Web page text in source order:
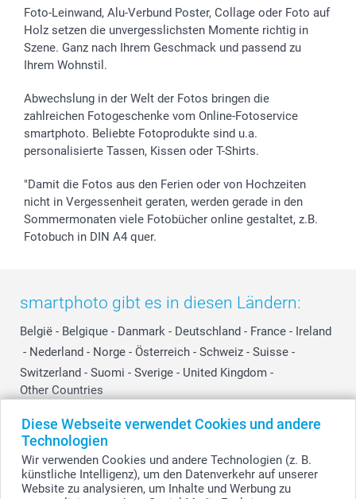
Diese Webseite verwendet Cookies und andere
Technologien
Wir verwenden Cookies und andere Technologien (z. B.
künstliche Intelligenz), um den Datenverkehr auf unserer
Website zu analysieren, um Inhalte und Werbung zu
Sticker & Etiketten
Geschenk-Gutscheine (PDF)
Presse
Partnerprogramme
Investor Relations
B2B smartbusiness
Widerrufsrecht
Kommunion & Konfirmation
Hochzeit
Geburtstag
Geburt
Zu allen Anlässen
Lieferfristen
72h Lieferung
Zahlungsmöglichkeiten
Sitemap
Status der Bestellung
smartfriends
smartgarantie
smartbonus
Foto-Leinwand, Alu-Verbund Poster, Collage oder Foto auf
Holz setzen die unvergesslichsten Momente richtig in
Szene. Ganz nach Ihrem Geschmack und passend zu
Ihrem Wohnstil.
Abwechslung in der Welt der Fotos bringen die
zahlreichen Fotogeschenke vom Online-Fotoservice
smartphoto. Beliebte Fotoprodukte sind u.a.
personalisierte Tassen, Kissen oder T-Shirts.
"Damit die Fotos aus den Ferien oder von Hochzeiten
nicht in Vergessenheit geraten, werden gerade in den
Sommermonaten viele Fotobücher online gestaltet, z.B.
Fotobuch in DIN A4 quer.
smartphoto gibt es in diesen Ländern:
België - Belgique - Danmark - Deutschland - France - Ireland
- Nederland - Norge - Österreich - Schweiz - Suisse -
Switzerland - Suomi - Sverige - United Kingdom -
Other Countries
Alle Preise verstehen sich in EURO (€) inkl. MwSt. und zzgl. Versandkosten.